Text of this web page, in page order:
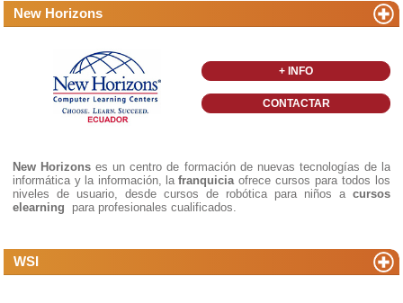
New Horizons
+ INFO
CONTACTAR
New Horizons es un centro de formación de nuevas tecnologías de la
informática y la información, la franquicia ofrece cursos para todos los
niveles de usuario, desde cursos de robótica para niños a cursos
elearning para profesionales cualificados.
WSI